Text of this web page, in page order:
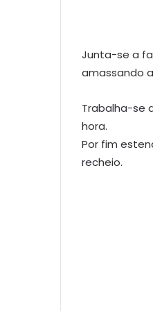
Junta-se a
amassando
Trabalha-se
hora.
Por fim
recheio.